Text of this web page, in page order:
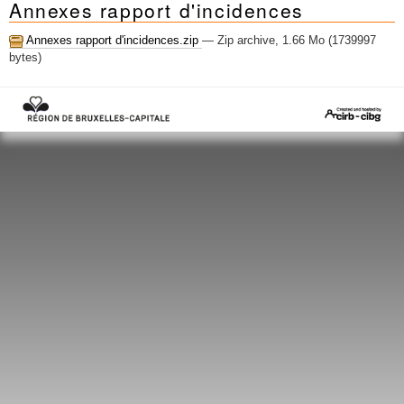
Mots-clés
Renseignements urbanistiques
Annexes rapport d'incidences
Annexes rapport d'incidences.zip — Zip archive, 1.66 Mo (1739997
bytes)